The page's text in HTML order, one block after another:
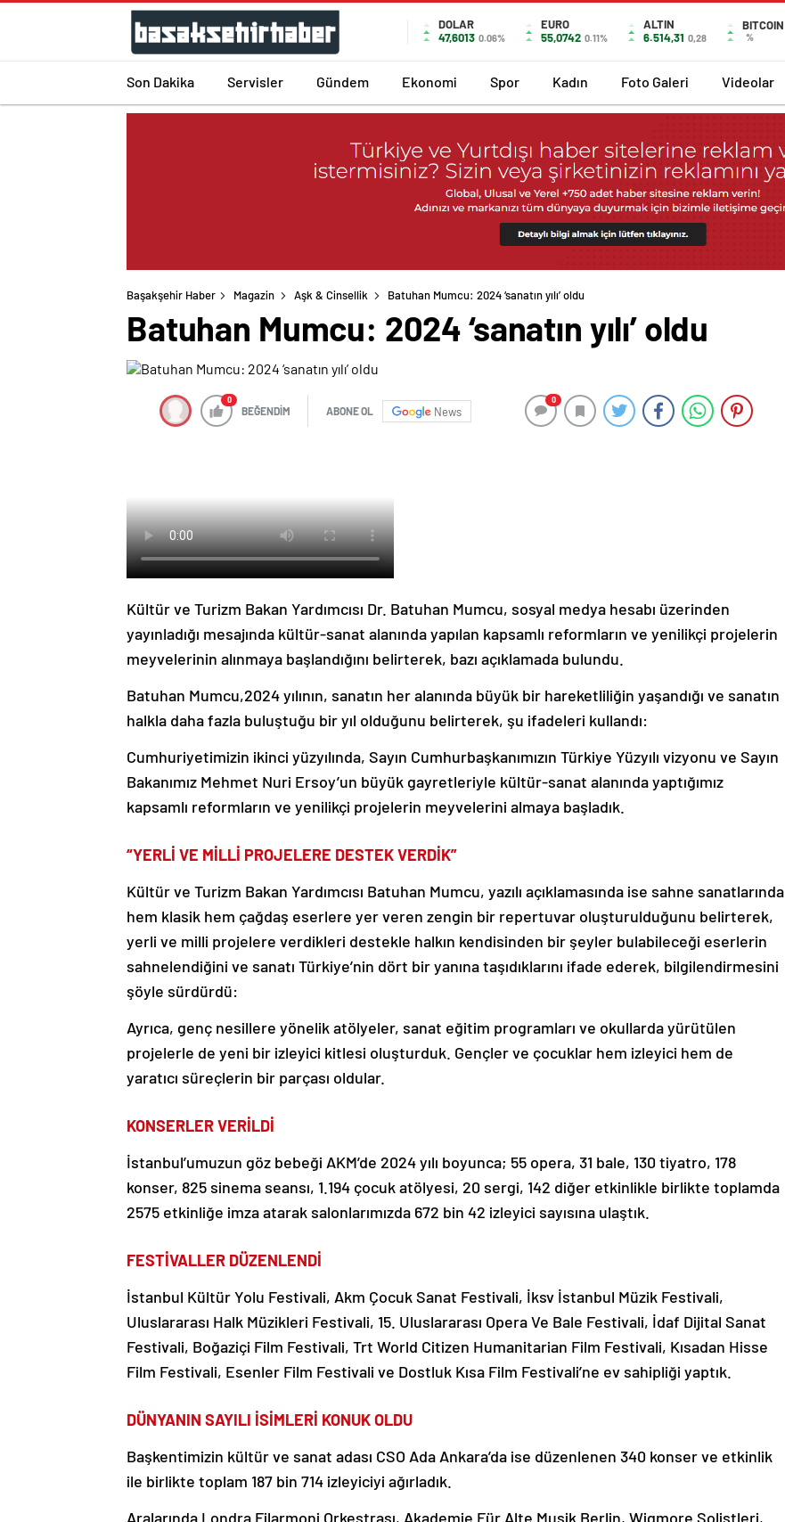
DOLAR
47,6013 0.06%
EURO
55,0742 0.11%
ALTIN
6.514,31 0,28
BITCOIN
%
Son Dakika Servisler Gündem Ekonomi Spor Kadın Foto Galeri Videolar
Başakşehir Haber Magazin Aşk & Cinsellik Batuhan Mumcu: 2024 ‘sanatın yılı’ oldu
Batuhan Mumcu: 2024 ‘sanatın yılı’ oldu
0
BEĞENDİM ABONE OL News
0
Kültür ve Turizm Bakan Yardımcısı Dr. Batuhan Mumcu, sosyal medya hesabı üzerinden
yayınladığı mesajında kültür-sanat alanında yapılan kapsamlı reformların ve yenilikçi projelerin
meyvelerinin alınmaya başlandığını belirterek, bazı açıklamada bulundu.
Batuhan Mumcu,2024 yılının, sanatın her alanında büyük bir hareketliliğin yaşandığı ve sanatın
halkla daha fazla buluştuğu bir yıl olduğunu belirterek, şu ifadeleri kullandı:
Cumhuriyetimizin ikinci yüzyılında, Sayın Cumhurbaşkanımızın Türkiye Yüzyılı vizyonu ve Sayın
Bakanımız Mehmet Nuri Ersoy’un büyük gayretleriyle kültür-sanat alanında yaptığımız
kapsamlı reformların ve yenilikçi projelerin meyvelerini almaya başladık.
“YERLİ VE MİLLİ PROJELERE DESTEK VERDİK”
Kültür ve Turizm Bakan Yardımcısı Batuhan Mumcu, yazılı açıklamasında ise sahne sanatlarında
hem klasik hem çağdaş eserlere yer veren zengin bir repertuvar oluşturulduğunu belirterek,
yerli ve milli projelere verdikleri destekle halkın kendisinden bir şeyler bulabileceği eserlerin
sahnelendiğini ve sanatı Türkiye’nin dört bir yanına taşıdıklarını ifade ederek, bilgilendirmesini
şöyle sürdürdü:
Ayrıca, genç nesillere yönelik atölyeler, sanat eğitim programları ve okullarda yürütülen
projelerle de yeni bir izleyici kitlesi oluşturduk. Gençler ve çocuklar hem izleyici hem de
yaratıcı süreçlerin bir parçası oldular.
KONSERLER VERİLDİ
İstanbul’umuzun göz bebeği AKM’de 2024 yılı boyunca; 55 opera, 31 bale, 130 tiyatro, 178
konser, 825 sinema seansı, 1.194 çocuk atölyesi, 20 sergi, 142 diğer etkinlikle birlikte toplamda
2575 etkinliğe imza atarak salonlarımızda 672 bin 42 izleyici sayısına ulaştık.
FESTİVALLER DÜZENLENDİ
İstanbul Kültür Yolu Festivali, Akm Çocuk Sanat Festivali, İksv İstanbul Müzik Festivali,
Uluslararası Halk Müzikleri Festivali, 15. Uluslararası Opera Ve Bale Festivali, İdaf Dijital Sanat
Festivali, Boğaziçi Film Festivali, Trt World Citizen Humanitarian Film Festivali, Kısadan Hisse
Film Festivali, Esenler Film Festivali ve Dostluk Kısa Film Festivali’ne ev sahipliği yaptık.
DÜNYANIN SAYILI İSİMLERİ KONUK OLDU
Başkentimizin kültür ve sanat adası CSO Ada Ankara’da ise düzenlenen 340 konser ve etkinlik
ile birlikte toplam 187 bin 714 izleyiciyi ağırladık.
Aralarında Londra Filarmoni Orkestrası, Akademie Für Alte Musik Berlin, Wigmore Solistleri,